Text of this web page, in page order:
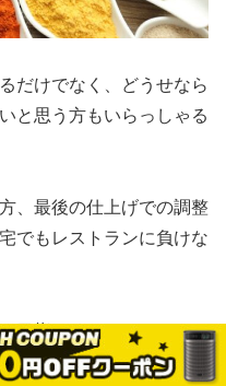
だけでなく、どうせなら
と思う方もいらっしゃる
、最後の仕上げでの調整
でもレストランに負けな
目指すためのテクニック
トップ サイドバー